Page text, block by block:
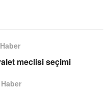
meclisi seçimi